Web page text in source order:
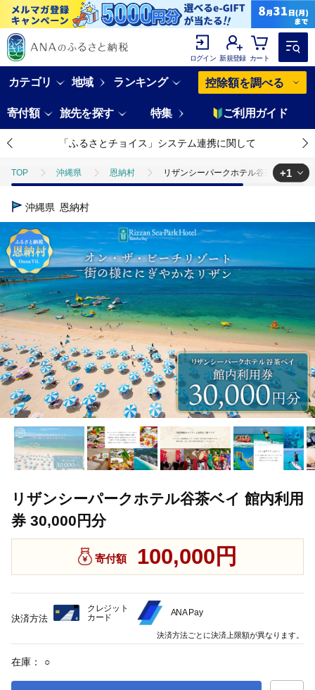
ログイン 新規登録 カート
カテゴリ 地域 ランキング 控除額を調べる
寄付額 旅先を探す 特集 ご利用ガイド
「ふるさとチョイス」システム連携に関して
TOP 沖縄県 恩納村 リザンシーパークホテル谷茶ベイ 館内
TOP
+1
沖縄県 恩納村
リザンシーパークホテル谷茶ベイ 館内利用
券 30,000円分
寄付額 100,000円
在庫： ○
決済方法
クレジット
カード
ANA Pay
決済方法ごとに決済上限額が異なります。